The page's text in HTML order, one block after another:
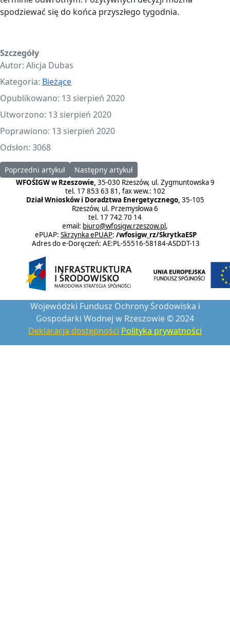
spodziewać się do końca przyszłego tygodnia.
Szczegóły
Autor: Alicja Dubas
Kategoria: Bieżące
Opublikowano: 13 sierpień 2020
Utworzono: 13 sierpień 2020
Poprawiono: 13 sierpień 2020
Odsłon: 3068
Poprzedni artykuł: Podpisanie aneksu do umowy
Poprzedni artykuł Następny artykuł: Uroczyste wręczenie
Następny artykuł
WFOŚIGW w Rzeszowie, 35-030 Rzeszów, ul. Zygmuntowska 9
tel. 17 853 63 81, fax wew.: 102
Dział Wniosków i Doradztwa Energetycznego, 35-105
Rzeszów, ul. Przemysłowa 6
tel. 17 742 70 14
email: biuro@wfosigw.rzeszow.pl,
ePUAP: Skrzynka ePUAP: /wfosigw_rz/SkrytkaESP
Adres do e-Doręczeń: AE:PL-55516-58184-ASDDT-13
Wojewódzki Fundusz Ochrony Środowiska i
Gospodarki Wodnej w Rzeszowie © 2024
Deklaracja dostępności Polityka prywatności